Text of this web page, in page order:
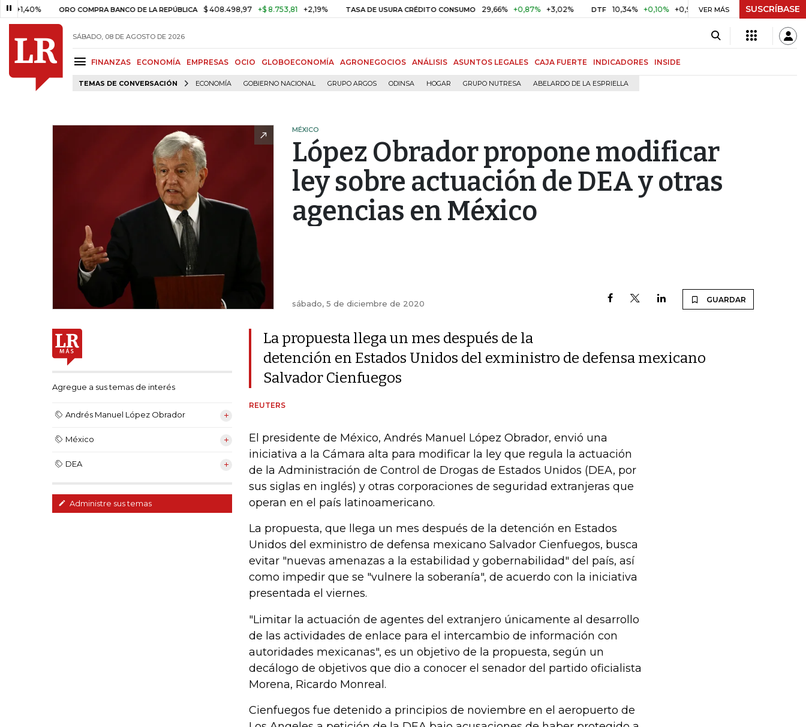
ORO COMPRA BANCO DE LA REPÚBLICA $ 408.498,97 +$ 8.753,81 +2,19% TASA DE USURA CRÉDITO CONSUMO 29,66% +0,87% +3,02% DTF 10,34% +0,10% +0,98% UVR $ 416,96 +$ 0,05 +0,01%
VER MÁS SUSCRÍBASE
SÁBADO, 08 DE AGOSTO DE 2026
FINANZAS ECONOMÍA EMPRESAS OCIO GLOBOECONOMÍA AGRONEGOCIOS ANÁLISIS ASUNTOS LEGALES CAJA FUERTE INDICADORES INSIDE
TEMAS DE CONVERSACIÓN ECONOMÍA GOBIERNO NACIONAL GRUPO ARGOS ODINSA HOGAR GRUPO NUTRESA ABELARDO DE LA ESPRIELLA
MÉXICO
López Obrador propone modificar
ley sobre actuación de DEA y otras
agencias en México
sábado, 5 de diciembre de 2020 GUARDAR
Agregue a sus temas de interés
Andrés Manuel López Obrador
México
DEA
Administre sus temas
La propuesta llega un mes después de la
detención en Estados Unidos del exministro de defensa mexicano
Salvador Cienfuegos
REUTERS
El presidente de México, Andrés Manuel López Obrador, envió una
iniciativa a la Cámara alta para modificar la ley que regula la actuación
de la Administración de Control de Drogas de Estados Unidos (DEA, por
sus siglas en inglés) y otras corporaciones de seguridad extranjeras que
operan en el país latinoamericano.
La propuesta, que llega un mes después de la detención en Estados
Unidos del exministro de defensa mexicano Salvador Cienfuegos, busca
evitar "nuevas amenazas a la estabilidad y gobernabilidad" del país, así
como impedir que se "vulnere la soberanía", de acuerdo con la iniciativa
presentada el viernes.
"Limitar la actuación de agentes del extranjero únicamente al desarrollo
de las actividades de enlace para el intercambio de información con
autoridades mexicanas", es un objetivo de la propuesta, según un
decálogo de objetivos que dio a conocer el senador del partido oficialista
Morena, Ricardo Monreal.
Cienfuegos fue detenido a principios de noviembre en el aeropuerto de